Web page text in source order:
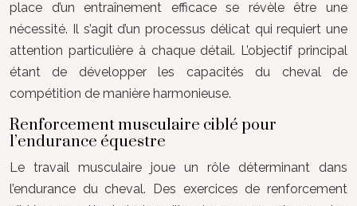
place d’un entraînement efficace se révèle être une
nécessité. Il s’agit d’un processus délicat qui requiert une
attention particulière à chaque détail. L’objectif principal
étant de développer les capacités du cheval de
compétition de manière harmonieuse.
Renforcement musculaire ciblé pour
l’endurance équestre
Le travail musculaire joue un rôle déterminant dans
l’endurance du cheval. Des exercices de renforcement